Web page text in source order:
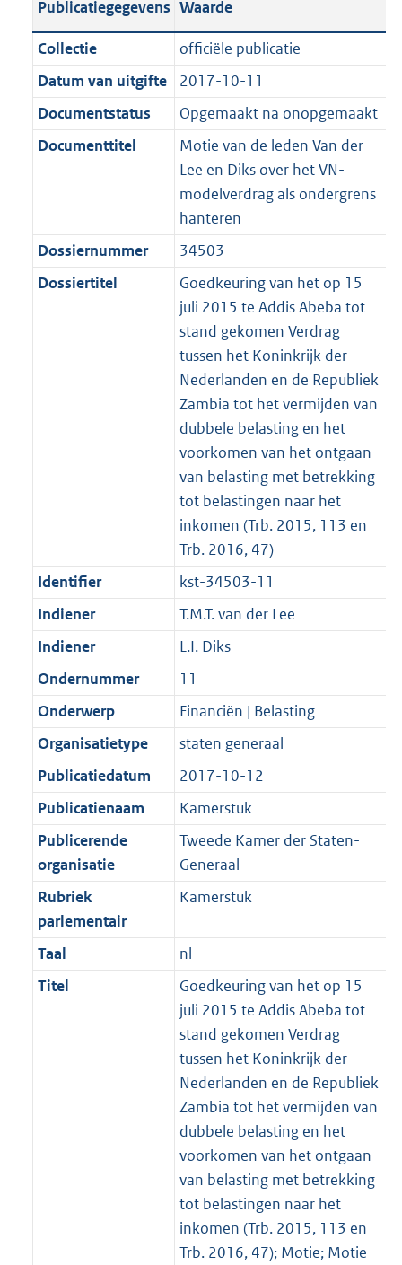
i
e
i
n
f
a
t
3
K
b
t
i
e
i
n
a
a
:
K
b
a
t
i
e
i
m
a
e
2
K
b
c
a
t
i
e
r
m
t
:
2
K
a
n
d
s
g
r
o
o
t
t
:
2
K
b
a
n
d
s
g
o
o
t
e
:
2
K
b
Publicatiegegevens Waarde
Collectie
officiële publicatie
Datum van uitgifte
2017-10-11
Documentstatus
Opgemaakt na onopgemaakt
Documenttitel
Motie van de leden Van der
Lee en Diks over het VN-
modelverdrag als ondergrens
hanteren
Dossiernummer
34503
Dossiertitel
Goedkeuring van het op 15
juli 2015 te Addis Abeba tot
stand gekomen Verdrag
tussen het Koninkrijk der
Nederlanden en de Republiek
Zambia tot het vermijden van
dubbele belasting en het
voorkomen van het ontgaan
van belasting met betrekking
tot belastingen naar het
inkomen (Trb. 2015, 113 en
Trb. 2016, 47)
Identifier
kst-34503-11
Indiener
T.M.T. van der Lee
Indiener
L.I. Diks
Ondernummer
11
Onderwerp
Financiën | Belasting
Organisatietype
staten generaal
Publicatiedatum
2017-10-12
Publicatienaam
Kamerstuk
Publicerende
organisatie
Tweede Kamer der Staten-
Generaal
Rubriek
parlementair
Kamerstuk
Taal
nl
Titel
Goedkeuring van het op 15
juli 2015 te Addis Abeba tot
stand gekomen Verdrag
tussen het Koninkrijk der
Nederlanden en de Republiek
Zambia tot het vermijden van
dubbele belasting en het
voorkomen van het ontgaan
van belasting met betrekking
tot belastingen naar het
inkomen (Trb. 2015, 113 en
Trb. 2016, 47); Motie; Motie